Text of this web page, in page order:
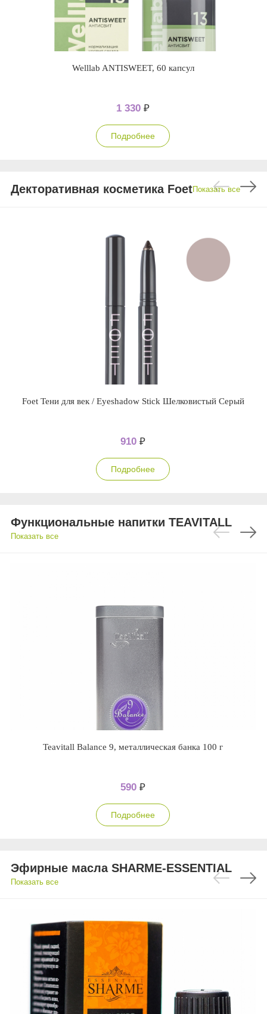
Welllab ANTISWEET, 60 капсул
1 330 ₽
Подробнее
Декторативная косметика FoetПоказать все
Foet Тени для век / Eyeshadow Stick Шелковистый Серый
910 ₽
Подробнее
Функциональные напитки TEAVITALL
Показать все
Teavitall Balance 9, металлическая банка 100 г
590 ₽
Подробнее
Эфирные масла SHARME-ESSENTIAL
Показать все